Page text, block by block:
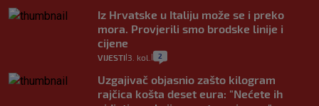
Iz Hrvatske u Italiju može se i preko
mora. Provjerili smo brodske linije i
cijene
VIJESTI 3. kol. 2
Uzgajivač objasnio zašto kilogram
rajčica košta deset eura: "Nećete ih